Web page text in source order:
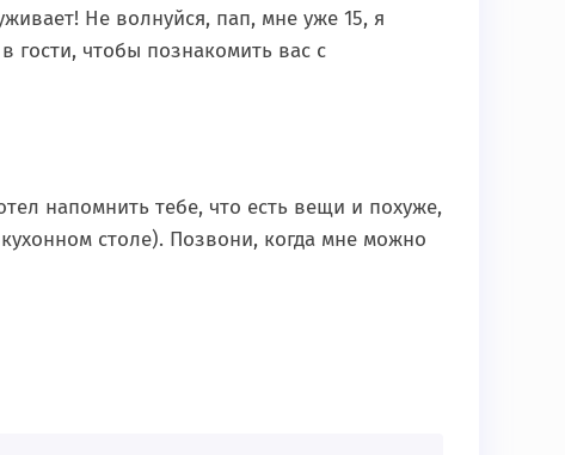
Не волнуйся, пап, мне уже 15, я
гости, чтобы познакомить вас с
напомнить тебе, что есть вещи и похуже,
столе). Позвони, когда мне можно